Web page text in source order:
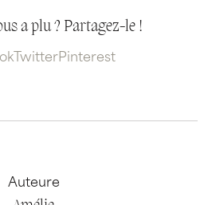
a plu ? Partagez-le !
TwitterPinterest
Auteure